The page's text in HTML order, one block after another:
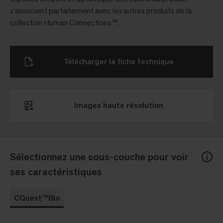
s'associent parfaitement avec les autres produits de la
collection Human Connections™.
Sélectionnez une sous-couche pour voir
ses caractéristiques
CQuest™Bio
Images haute résolution
Télécharger la fiche technique